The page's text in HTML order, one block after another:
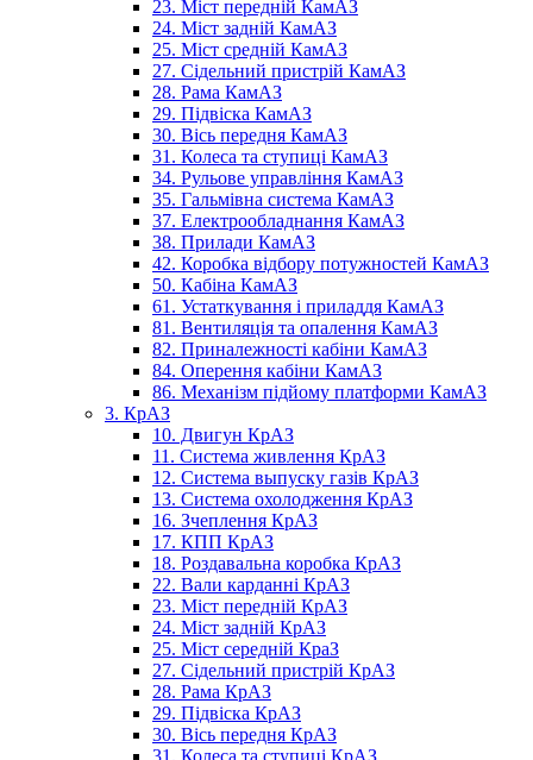
23. Міст передній КамАЗ
24. Міст задній КамАЗ
25. Міст средній КамАЗ
27. Сідельний пристрій КамАЗ
28. Рама КамАЗ
29. Підвіска КамАЗ
30. Вісь передня КамАЗ
31. Колеса та ступиці КамАЗ
34. Рульове управління КамАЗ
35. Гальмівна система КамАЗ
37. Електрообладнання КамАЗ
38. Прилади КамАЗ
42. Коробка відбору потужностей КамАЗ
50. Кабіна КамАЗ
61. Устаткування і приладдя КамАЗ
81. Вентиляція та опалення КамАЗ
82. Приналежності кабіни КамАЗ
84. Оперення кабіни КамАЗ
86. Механізм підйому платформи КамАЗ
3. КрАЗ
10. Двигун КрАЗ
11. Система живлення КрАЗ
12. Система выпуску газів КрАЗ
13. Система охолодження КрАЗ
16. Зчеплення КрАЗ
17. КПП КрАЗ
18. Роздавальна коробка КрАЗ
22. Вали карданні КрАЗ
23. Міст передній КрАЗ
24. Міст задній КрАЗ
25. Міст середній КраЗ
27. Сідельний пристрій КрАЗ
28. Рама КрАЗ
29. Підвіска КрАЗ
30. Вісь передня КрАЗ
31. Колеса та ступиці КрАЗ